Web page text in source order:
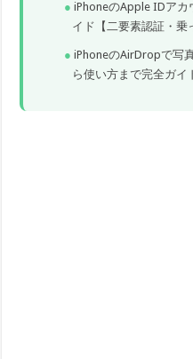
iPhoneのApple IDア
イド【二要素認証・乗
iPhoneのAirDropで写
ら使い方まで完全ガイ